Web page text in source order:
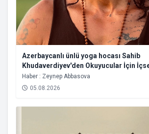
Azerbaycanlı ünlü yoga hocası Sahib
Khudaverdiyev'den Okuyucular İçin
Haber : Zeynep Abbasova
05.08.2026